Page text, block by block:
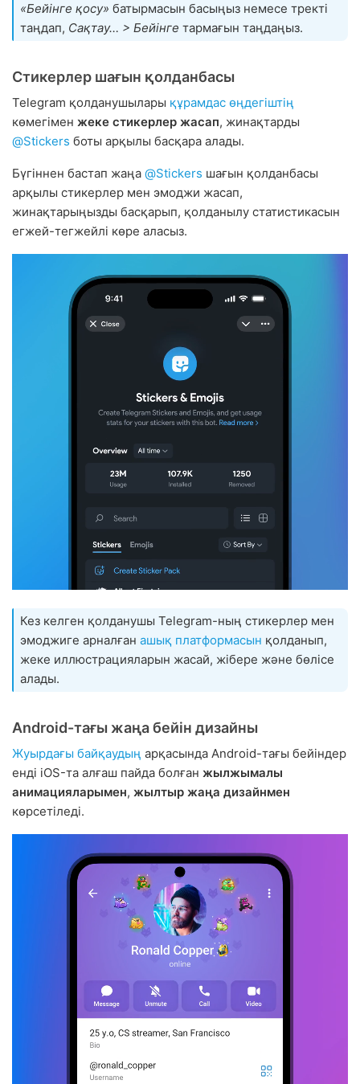
«Бейінге қосу» батырмасын басыңыз немесе тректі
таңдап, Сақтау… > Бейінге тармағын таңдаңыз.
Стикерлер шағын қолданбасы
Telegram қолданушылары құрамдас өңдегіштің
көмегімен жеке стикерлер жасап, жинақтарды
@Stickers боты арқылы басқара алады.
Бүгіннен бастап жаңа @Stickers шағын қолданбасы
арқылы стикерлер мен эмоджи жасап,
жинақтарыңызды басқарып, қолданылу статистикасын
егжей-тегжейлі көре аласыз.
Кез келген қолданушы Telegram-ның стикерлер мен
эмоджиге арналған ашық платформасын қолданып,
жеке иллюстрацияларын жасай, жібере және бөлісе
алады.
Android-тағы жаңа бейін дизайны
Жуырдағы байқаудың арқасында Android-тағы бейіндер
енді iOS-та алғаш пайда болған жылжымалы
анимацияларымен, жылтыр жаңа дизайнмен
көрсетіледі.